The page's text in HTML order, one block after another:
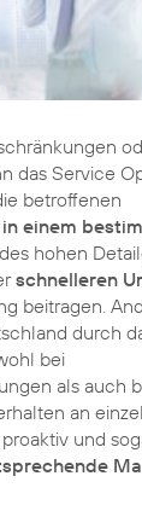
das Service
betroffenen
einem
hohen
schnelleren
beitragen.
durch
bei
als auch
an
und